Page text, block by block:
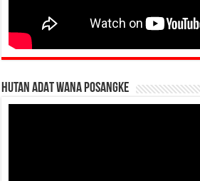
HUTAN ADAT WANA POSANGKE